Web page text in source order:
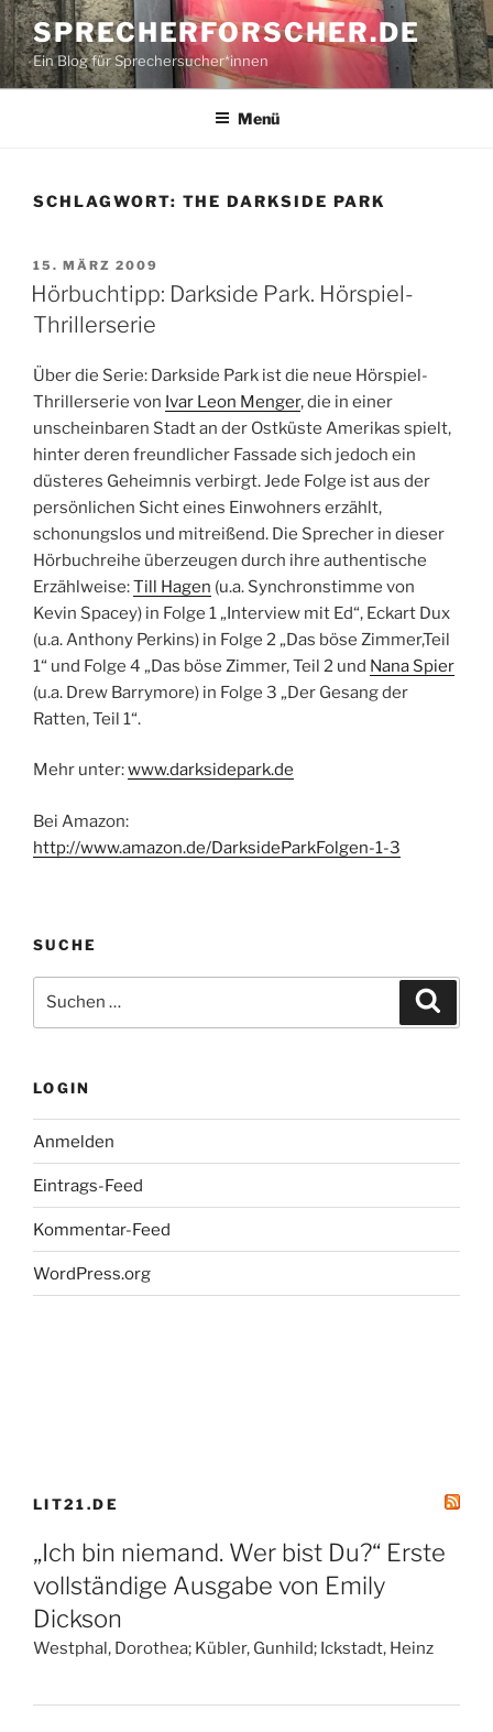
Zum
Inhalt
springen
SPRECHERFORSCHER.DE
Ein Blog für Sprechersucher*innen
Menü
SCHLAGWORT: THE DARKSIDE PARK
VERÖFFENTLICHT
AM
15. MÄRZ 2009
Hörbuchtipp: Darkside Park. Hörspiel-
Thrillerserie
Über die Serie: Darkside Park ist die neue Hörspiel-
Thrillerserie von Ivar Leon Menger, die in einer
unscheinbaren Stadt an der Ostküste Amerikas spielt,
hinter deren freundlicher Fassade sich jedoch ein
düsteres Geheimnis verbirgt. Jede Folge ist aus der
persönlichen Sicht eines Einwohners erzählt,
schonungslos und mitreißend. Die Sprecher in dieser
Hörbuchreihe überzeugen durch ihre authentische
Erzählweise:Till Hagen (u.a. Synchronstimme von
Kevin Spacey) in Folge 1 „Interview mit Ed“, Eckart Dux
(u.a. Anthony Perkins) in Folge 2 „Das böse Zimmer,Teil
1“ und Folge 4 „Das böse Zimmer, Teil 2 und Nana Spier
(u.a. Drew Barrymore) in Folge 3 „Der Gesang der
Ratten, Teil 1“.
Mehr unter:www.darksidepark.de
Bei Amazon:
http://www.amazon.de/DarksideParkFolgen-1-3
SUCHE
nach:
LOGIN
Anmelden
Eintrags-Feed
Kommentar-Feed
WordPress.org
LIT21.DE
„Ich bin niemand. Wer bist Du?“ Erste
vollständige Ausgabe von Emily
Dickson
Westphal, Dorothea; Kübler, Gunhild; Ickstadt, Heinz